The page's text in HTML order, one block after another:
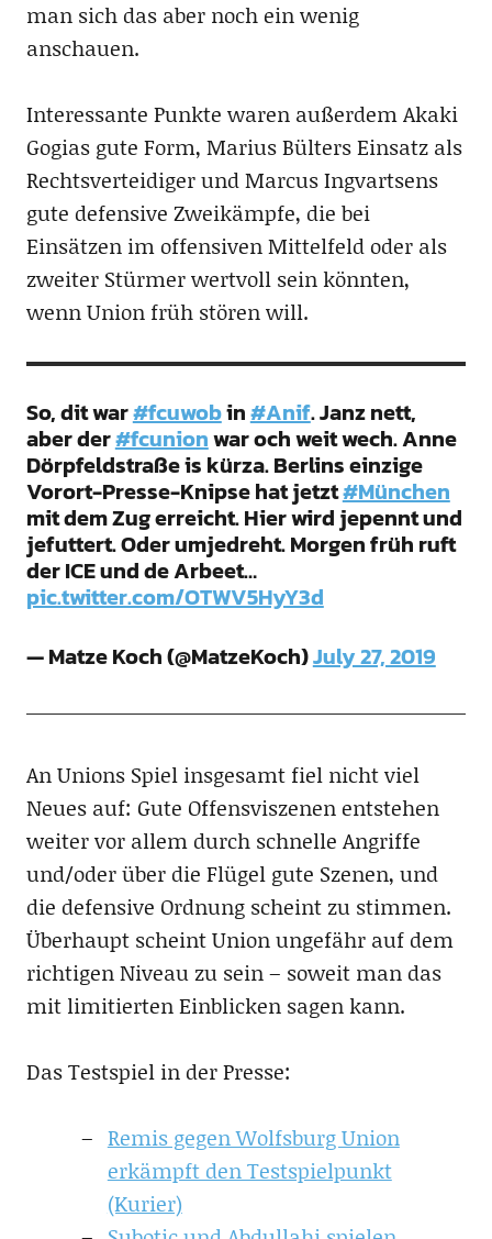
man sich das aber noch ein wenig
anschauen.
Interessante Punkte waren außerdem Akaki
Gogias gute Form, Marius Bülters Einsatz als
Rechtsverteidiger und Marcus Ingvartsens
gute defensive Zweikämpfe, die bei
Einsätzen im offensiven Mittelfeld oder als
zweiter Stürmer wertvoll sein könnten,
wenn Union früh stören will.
So, dit war#fcuwobin#Anif. Janz nett,
aber der#fcunionwar och weit wech. Anne
Dörpfeldstraße is kürza. Berlins einzige
Vorort-Presse-Knipse hat jetzt#München
mit dem Zug erreicht. Hier wird jepennt und
jefuttert. Oder umjedreht. Morgen früh ruft
der ICE und de Arbeet…
pic.twitter.com/OTWV5HyY3d
— Matze Koch (@MatzeKoch)July 27, 2019
An Unions Spiel insgesamt fiel nicht viel
Neues auf: Gute Offensviszenen entstehen
weiter vor allem durch schnelle Angriffe
und/oder über die Flügel gute Szenen, und
die defensive Ordnung scheint zu stimmen.
Überhaupt scheint Union ungefähr auf dem
richtigen Niveau zu sein – soweit man das
mit limitierten Einblicken sagen kann.
Das Testspiel in der Presse:
Remis gegen Wolfsburg Union
erkämpft den Testspielpunkt
(Kurier)